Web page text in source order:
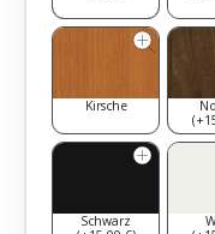
Kirsche
Schwarz